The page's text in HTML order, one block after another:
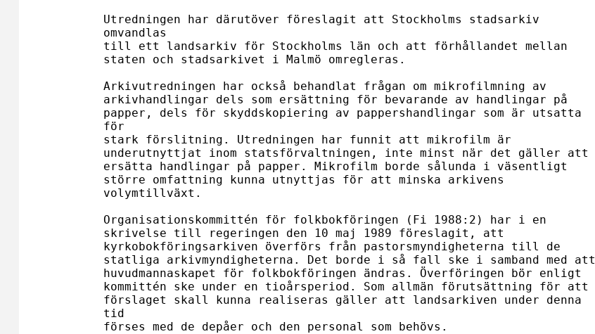
Utredningen har därutöver föreslagit att Stockholms stadsarkiv
omvandlas
till ett landsarkiv för Stockholms län och att förhållandet mellan
staten och stadsarkivet i Malmö omregleras.
Arkivutredningen har också behandlat frågan om mikrofilmning av
arkivhandlingar dels som ersättning för bevarande av handlingar på
papper, dels för skyddskopiering av pappershandlingar som är utsatta
för
stark förslitning. Utredningen har funnit att mikrofilm är
underutnyttjat inom statsförvaltningen, inte minst när det gäller att
ersätta handlingar på papper. Mikrofilm borde sålunda i väsentligt
större omfattning kunna utnyttjas för att minska arkivens
volymtillväxt.
Organisationskommittén för folkbokföringen (Fi 1988:2) har i en
skrivelse till regeringen den 10 maj 1989 föreslagit, att
kyrkobokföringsarkiven överförs från pastorsmyndigheterna till de
statliga arkivmyndigheterna. Det borde i så fall ske i samband med att
huvudmannaskapet för folkbokföringen ändras. Överföringen bör enligt
kommittén ske under en tioårsperiod. Som allmän förutsättning för att
förslaget skall kunna realiseras gäller att landsarkiven under denna
tid
förses med de depåer och den personal som behövs.